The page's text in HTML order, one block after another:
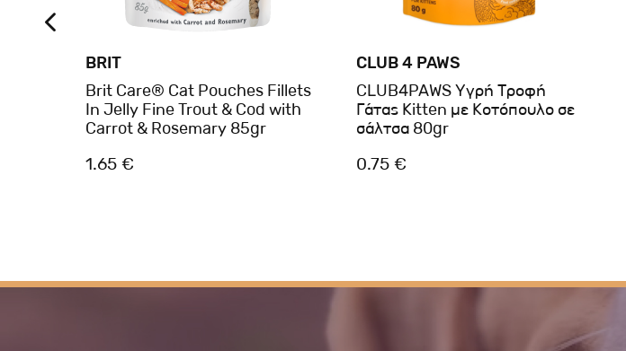
BRIT
Brit Care® Cat Pouches Fillets
In Jelly Fine Trout & Cod with
Carrot & Rosemary 85gr
1.65 €
CLUB 4 PAWS
CLUB4PAWS Υγρή Τροφή
Γάτας Kitten με Κοτόπουλο σε
σάλτσα 80gr
0.75 €